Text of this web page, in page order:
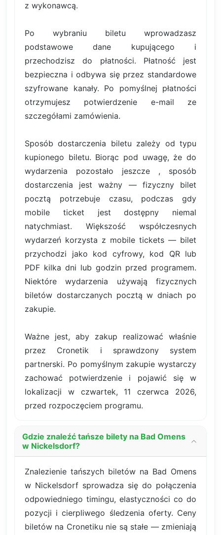
z wykonawcą.
Po wybraniu biletu wprowadzasz
podstawowe dane kupującego i
przechodzisz do płatności. Płatność jest
bezpieczna i odbywa się przez standardowe
szyfrowane kanały. Po pomyślnej płatności
otrzymujesz potwierdzenie e-mail ze
szczegółami zamówienia.
Sposób dostarczenia biletu zależy od typu
kupionego biletu. Biorąc pod uwagę, że do
wydarzenia pozostało jeszcze , sposób
dostarczenia jest ważny — fizyczny bilet
pocztą potrzebuje czasu, podczas gdy
mobile ticket jest dostępny niemal
natychmiast. Większość współczesnych
wydarzeń korzysta z mobile tickets — bilet
przychodzi jako kod cyfrowy, kod QR lub
PDF kilka dni lub godzin przed programem.
Niektóre wydarzenia używają fizycznych
biletów dostarczanych pocztą w dniach po
zakupie.
Ważne jest, aby zakup realizować właśnie
przez Cronetik i sprawdzony system
partnerski. Po pomyślnym zakupie wystarczy
zachować potwierdzenie i pojawić się w
lokalizacji w czwartek, 11 czerwca 2026,
przed rozpoczęciem programu.
Gdzie znaleźć tańsze bilety na Bad Omens
w Nickelsdorf?
Znalezienie tańszych biletów na Bad Omens
w Nickelsdorf sprowadza się do połączenia
odpowiedniego timingu, elastyczności co do
pozycji i cierpliwego śledzenia oferty. Ceny
biletów na Cronetiku nie są stałe — zmieniają